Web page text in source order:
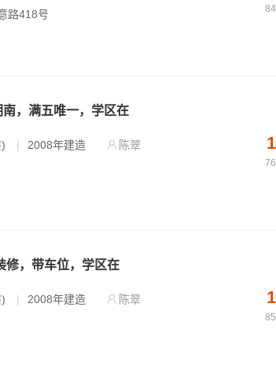
路418号
，满五唯一，学区在
| 2008年建造
陈翠
修，带车位，学区在
| 2008年建造
陈翠